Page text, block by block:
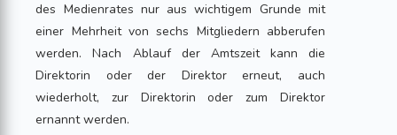
des Medienrates nur aus wichtigem Grunde mit
einer Mehrheit von sechs Mitgliedern abberufen
werden. Nach Ablauf der Amtszeit kann die
Direktorin oder der Direktor erneut, auch
wiederholt, zur Direktorin oder zum Direktor
ernannt werden.